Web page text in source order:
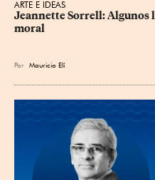
ARTE E IDEAS
Jeannette Sorrell: Algunos
moral
Por Mauricio Elí